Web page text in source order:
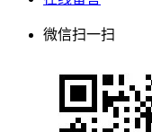
微信扫一扫